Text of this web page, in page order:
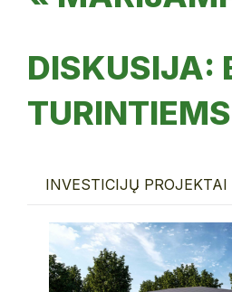
DISKUSIJA:
INVESTICIJŲ PROJEKTAI